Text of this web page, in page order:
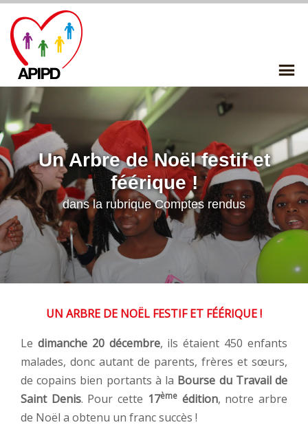
content
Un Arbre de Noël festif et
féérique !
dans la rubriqueComptes rendus
UN ARBRE DE NOËL FESTIF ET FÉÉRIQUE !
Le dimanche 20 décembre, ils étaient 450 enfants
malades, donc autant de parents, frères et sœurs,
de copains bien portants à la Bourse du Travail de
Saint Denis. Pour cette 17èmeédition, notre arbre
de Noël a obtenu un franc succès !